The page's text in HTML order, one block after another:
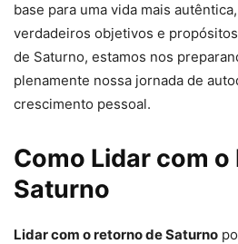
base para uma vida mais
verdadeiros objetivos e
de Saturno, estamos nos
plenamente nossa jornada de
crescimento pessoal.
Como Lidar com o
Saturno
Lidar com o retorno de Saturno